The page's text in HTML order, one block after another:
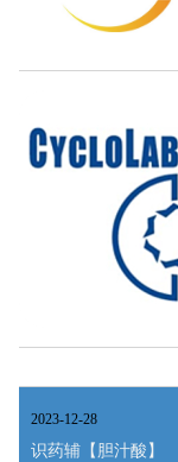
识药辅【胆汁酸】
2023-12-28